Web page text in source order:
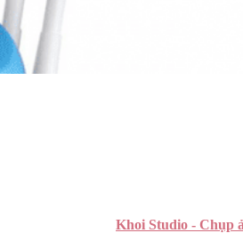
Khoi Studio - Chụp